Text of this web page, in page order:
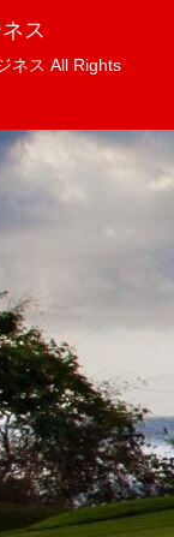
ス
ネス All Rights